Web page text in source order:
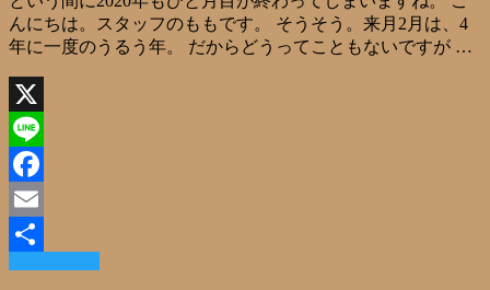
んにちは。スタッフのももです。 そうそう。来月2月は、4
年に一度のうるう年。 だからどうってこともないですが …
X
Line
Facebook
Email
共